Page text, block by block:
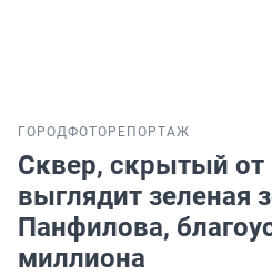
ГОРОДФОТОРЕПОРТАЖ
Сквер, скрытый от
выглядит зеленая
Панфилова,
миллиона